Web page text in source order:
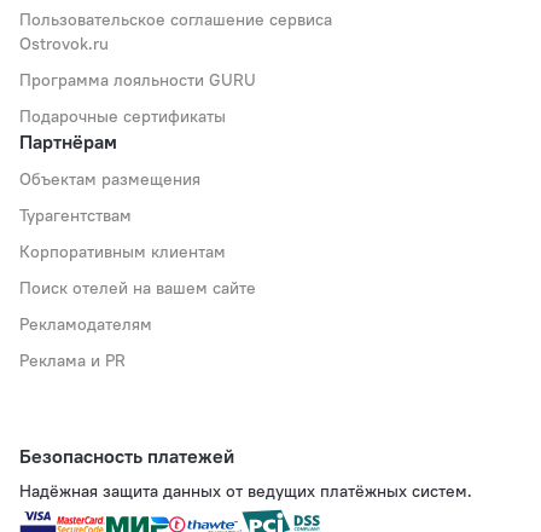
Пользовательское соглашение сервиса
Ostrovok.ru
Программа лояльности GURU
Подарочные сертификаты
Партнёрам
Объектам размещения
Турагентствам
Корпоративным клиентам
Поиск отелей на вашем сайте
Рекламодателям
Реклама и PR
Безопасность платежей
Надёжная защита данных от ведущих платёжных систем.